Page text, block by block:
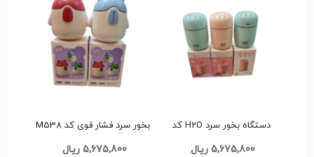
دستگاه بخور سرد H2O کد
5,675,800 ریال
بخور سرد فشار قوی کد M538
5,675,800 ریال